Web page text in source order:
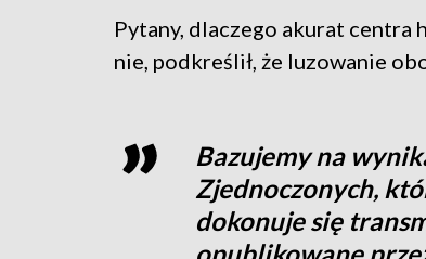
Pytany, dlaczego akurat centra
nie, podkreślił, że luzowanie
Bazujemy na
Zjednoczonych,
dokonuje się